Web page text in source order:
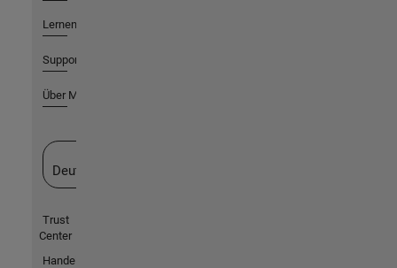
Lernen
Support
Über MathWorks
Deutschland
Trust
Center
Handelsmarken